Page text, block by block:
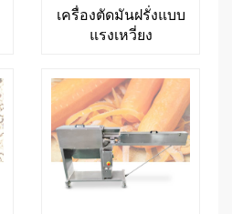
เครื่องตัดมันฝรั่งแบบ
แรงเหวี่ยง